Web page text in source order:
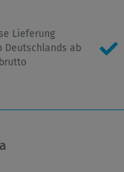
Lieferung
Deutschlands ab